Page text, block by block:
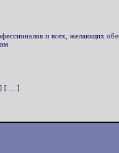
и всех, желающих
] [... ]